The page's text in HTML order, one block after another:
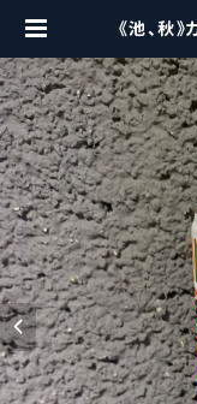
《池、秋
CA 【ク